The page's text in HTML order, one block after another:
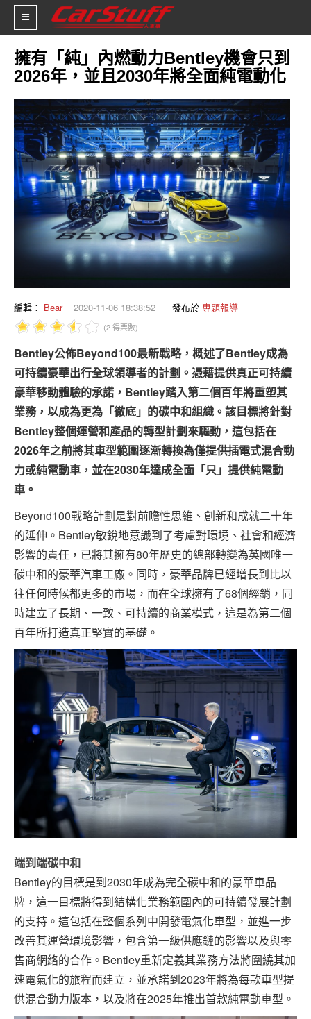
新車價格
車市新聞
賽車新聞
汽車改裝
輪胎特區
促銷訊息
人車軼事
專題報導
車型比拼
兩輪世界
擁有「純」內燃動力Bentley機會只到
2026年，並且2030年將全面純電動化
編輯： Bear 2020-11-06 18:38:52 發布於 專題報導
(2 得票數)
Bentley公佈Beyond100最新戰略，概述了Bentley成為
可持續豪華出行全球領導者的計劃。憑藉提供真正可持續
豪華移動體驗的承諾，Bentley踏入第二個百年將重塑其
業務，以成為更為「徹底」的碳中和組織。該目標將針對
Bentley整個運營和產品的轉型計劃來驅動，這包括在
2026年之前將其車型範圍逐漸轉換為僅提供插電式混合動
力或純電動車，並在2030年達成全面「只」提供純電動
車。
Beyond100戰略計劃是對前瞻性思維、創新和成就二十年
的延伸。Bentley敏銳地意識到了考慮對環境、社會和經濟
影響的責任，已將其擁有80年歷史的總部轉變為英國唯一
碳中和的豪華汽車工廠。同時，豪華品牌已經增長到比以
往任何時候都更多的市場，而在全球擁有了68個經銷，同
時建立了長期、一致、可持續的商業模式，這是為第二個
百年所打造真正堅實的基礎。
端到端碳中和
Bentley的目標是到2030年成為完全碳中和的豪華車品
牌，這一目標將得到結構化業務範圍內的可持續發展計劃
的支持。這包括在整個系列中開發電氣化車型，並進一步
改善其運營環境影響，包含第一級供應鏈的影響以及與零
售商網絡的合作。Bentley重新定義其業務方法將圍繞其加
速電氣化的旅程而建立，並承諾到2023年將為每款車型提
供混合動力版本，以及將在2025年推出首款純電動車型。